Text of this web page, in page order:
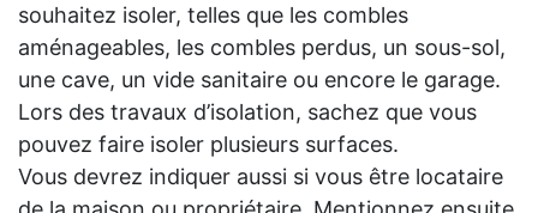
souhaitez isoler, telles que les combles
aménageables, les combles perdus, un sous-sol,
une cave, un vide sanitaire ou encore le garage.
Lors des travaux d’isolation, sachez que vous
pouvez faire isoler plusieurs surfaces.
Vous devrez indiquer aussi si vous être locataire